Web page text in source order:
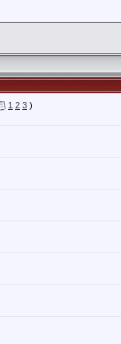
1 2 3 )